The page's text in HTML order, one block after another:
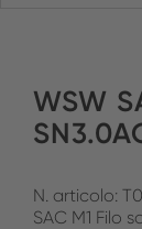
WSW
N. articolo:
SAC M1 Filo